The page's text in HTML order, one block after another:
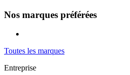
Nos marques préférées
Toutes les marques
Entreprise